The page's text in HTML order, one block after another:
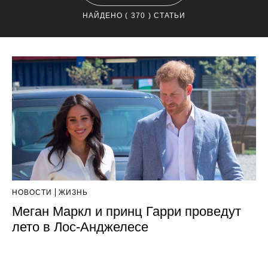
НАЙДЕНО ( 370 ) СТАТЬИ
НОВОСТИ ЖИЗНЬ
Меган Маркл и принц Гарри проведут
лето в Лос-Анджелесе